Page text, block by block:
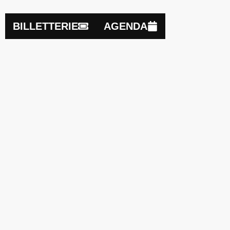
BILLETTERIE AGENDA